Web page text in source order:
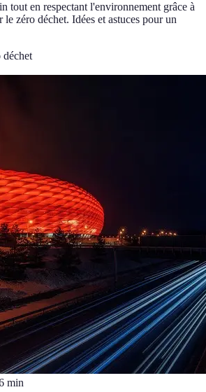
tout en respectant l'environnement grâce à
zéro déchet. Idées et astuces pour un
déchet
min